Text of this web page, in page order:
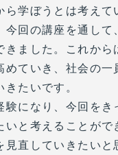
ら学ぼうとは考えて
今回の講座を通して
きました。これから
めていき、社会の一
たいです。
験になり、今回をき
いと考えることがで
直していきたいと